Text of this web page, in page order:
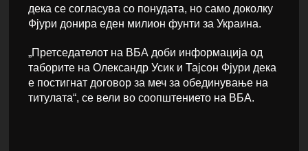
дека се согласува со понудата, но само доколку
Фјури донира еден милион фунти за Украина.
„Претседателот на ВБА доби информација од
таборите на Олександр Усик и Тајсон Фјури дека
е постигнат договор за меч за обединување на
титулата“, се вели во соопштението на ВБА.